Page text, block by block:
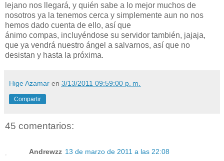
lejano nos llegará, y quién sabe a lo mejor muchos de
nosotros ya la tenemos cerca y simplemente aun no nos
hemos dado cuenta de ello, así que
ánimo compas, incluyéndose su servidor también, jajaja,
que ya vendrá nuestro ángel a salvarnos, así que no
desistan y hasta la próxima.
Hige Azamar en 3/13/2011 09:59:00 p. m.
Compartir
45 comentarios:
Andrewzz 13 de marzo de 2011 a las 22:08